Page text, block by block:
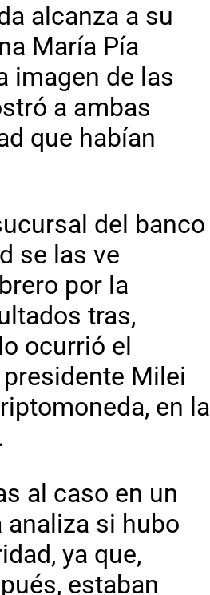
alcanza a su
María Pía
imagen de las
a ambas
que habían
del banco
se las ve
por la
tras,
ocurrió el
Milei
en la
al caso en un
analiza si hubo
ya que,
estaban